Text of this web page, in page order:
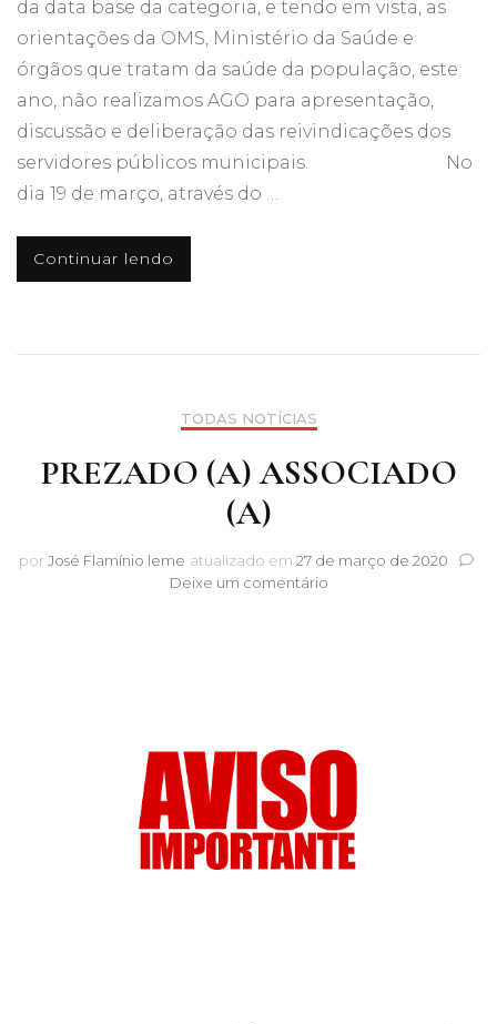
da data base da categoria, e tendo em vista, as
orientações da OMS, Ministério da Saúde e
órgãos que tratam da saúde da população, este
ano, não realizamos AGO para apresentação,
discussão e deliberação das reivindicações dos
servidores públicos municipais. No
dia 19 de março, através do …
Continuar lendo
TODAS NOTÍCIAS
PREZADO (A) ASSOCIADO
(A)
por José Flamínio leme atualizado em 27 de março de 2020
Deixe um comentárioem